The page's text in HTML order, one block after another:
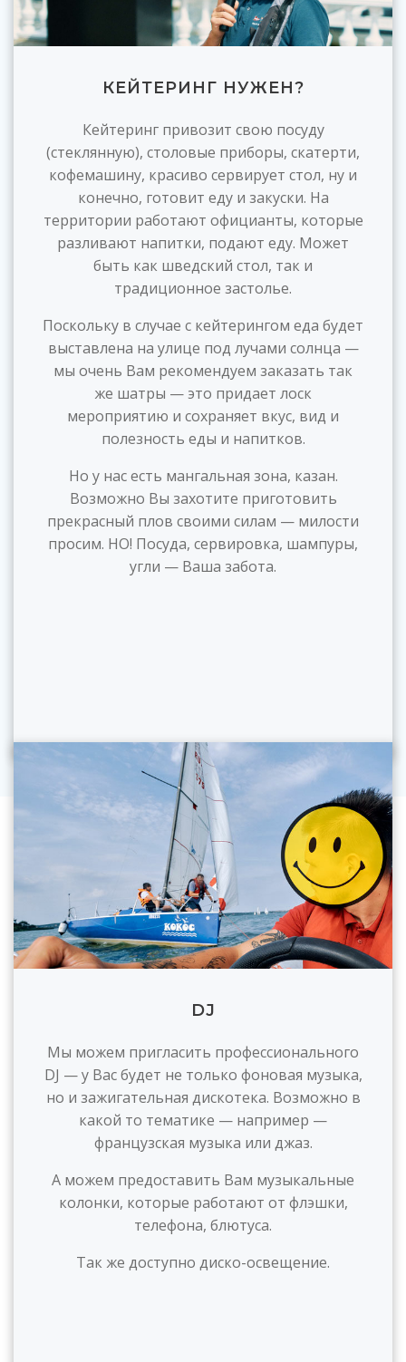
КЕЙТЕРИНГ НУЖЕН?
Кейтеринг привозит свою посуду
(стеклянную), столовые приборы, скатерти,
кофемашину, красиво сервирует стол, ну и
конечно, готовит еду и закуски. На
территории работают официанты, которые
разливают напитки, подают еду. Может
быть как шведский стол, так и
традиционное застолье.
Поскольку в случае с кейтерингом еда будет
выставлена на улице под лучами солнца —
мы очень Вам рекомендуем заказать так
же шатры — это придает лоск
мероприятию и сохраняет вкус, вид и
полезность еды и напитков.
Но у нас есть мангальная зона, казан.
Возможно Вы захотите приготовить
прекрасный плов своими силам — милости
просим. НО! Посуда, сервировка, шампуры,
угли — Ваша забота.
DJ
Мы можем пригласить профессионального
DJ — у Вас будет не только фоновая музыка,
но и зажигательная дискотека. Возможно в
какой то тематике — например —
французская музыка или джаз.
А можем предоставить Вам музыкальные
колонки, которые работают от флэшки,
телефона, блютуса.
Так же доступно диско-освещение.